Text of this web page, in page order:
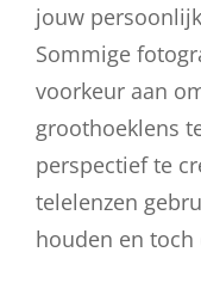
jouw
Sommige
voorkeur aan
groothoeklens
perspectief te
telelenzen
houden en